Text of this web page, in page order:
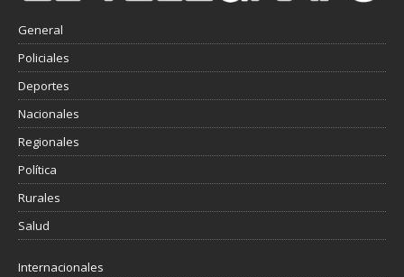
General
Policiales
Deportes
Nacionales
Regionales
Política
Rurales
Salud
Internacionales